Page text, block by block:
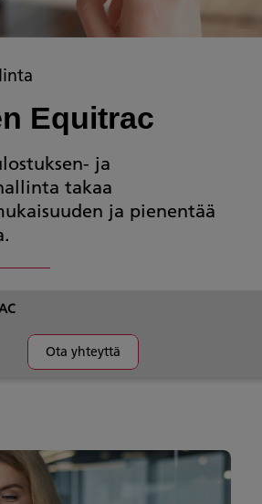
Equitrac
ja
takaa
ja pienentää
Ota yhteyttä